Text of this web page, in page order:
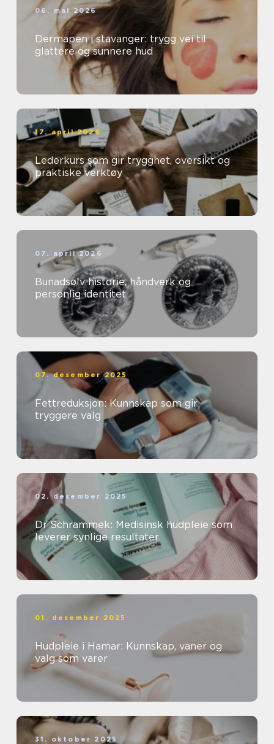
06. mai 2026
Dermapen i stavanger: trygg vei til
glattere og sunnere hud
17. april 2026
Lederkurs som gir trygghet, oversikt og
praktiske verktøy
07. april 2026
Bunadsølv historie, håndverk og
personlig identitet
07. desember 2025
Fettreduksjon: Kunnskap som gir
tryggere valg
02. desember 2025
Dr Schrammek: Medisinsk hudpleie som
leverer synlige resultater
01. desember 2025
Hudpleie i Hamar: Kunnskap, vaner og
valg som varer
31. oktober 2025